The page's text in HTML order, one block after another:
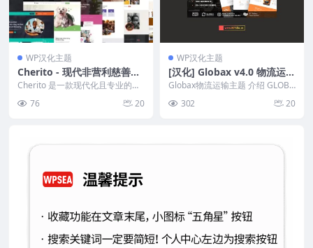
WP汉化主题
Cherito - 现代非营利慈善W
ordPress主题
Cherito 是一款现代化且专业的非
种慈...
76 20
WP汉化主题
[汉化] Globax v4.0 物流运输
WordPress 主题
Globax物流运输主题 介绍 GLOBA
用的物...
302 20